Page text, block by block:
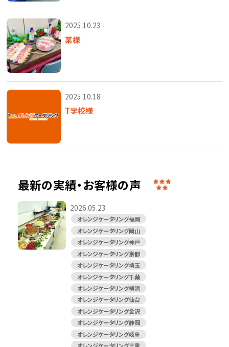
2025.10.23
某様
2025.10.18
T学校様
最新の実績・お客様の声
2026.05.23
オレンジケータリング福岡
オレンジケータリング岡山
オレンジケータリング神戸
オレンジケータリング京都
オレンジケータリング埼玉
オレンジケータリング千葉
オレンジケータリング横浜
オレンジケータリング仙台
オレンジケータリング金沢
オレンジケータリング静岡
オレンジケータリング岐阜